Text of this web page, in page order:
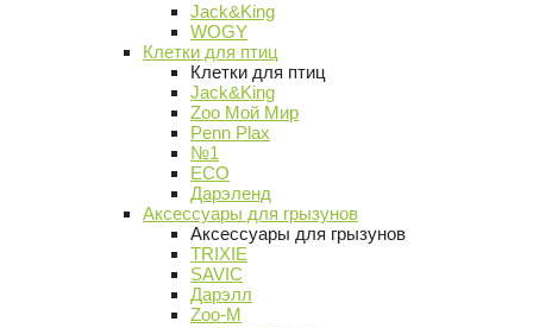
Jack&King
WOGY
Клетки для птиц
Клетки для птиц
Jack&King
Zoo Мой Мир
Penn Plax
№1
ECO
Дарэленд
Аксессуары для грызунов
Аксессуары для грызунов
TRIXIE
SAVIC
Дарэлл
Zoo-M